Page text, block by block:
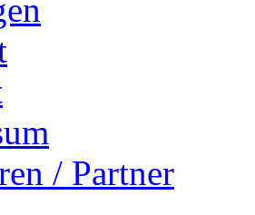
/ Partner